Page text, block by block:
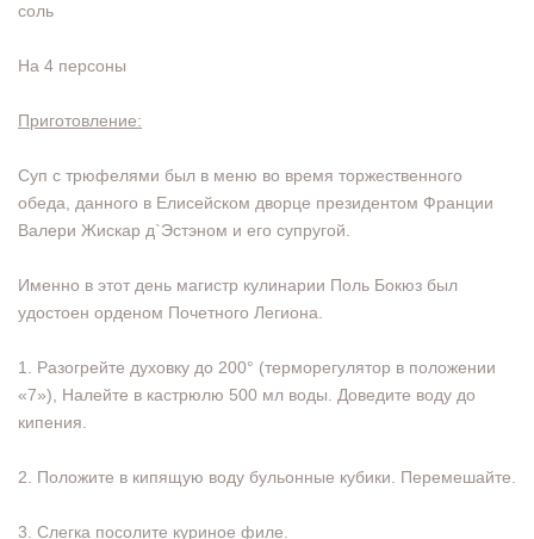
соль
На 4 персоны
Приготовление:
Суп с трюфелями был в меню во время торжественного
обеда, данного в Елисейском дворце президентом Франции
Валери Жискар д`Эстэном и его супругой.
Именно в этот день магистр кулинарии Поль Бокюз был
удостоен орденом Почетного Легиона.
1. Разогрейте духовку до 200° (терморегулятор в положении
«7»), Налейте в кастрюлю 500 мл воды. Доведите воду до
кипения.
2. Положите в кипящую воду бульонные кубики. Перемешайте.
3. Слегка посолите куриное филе.